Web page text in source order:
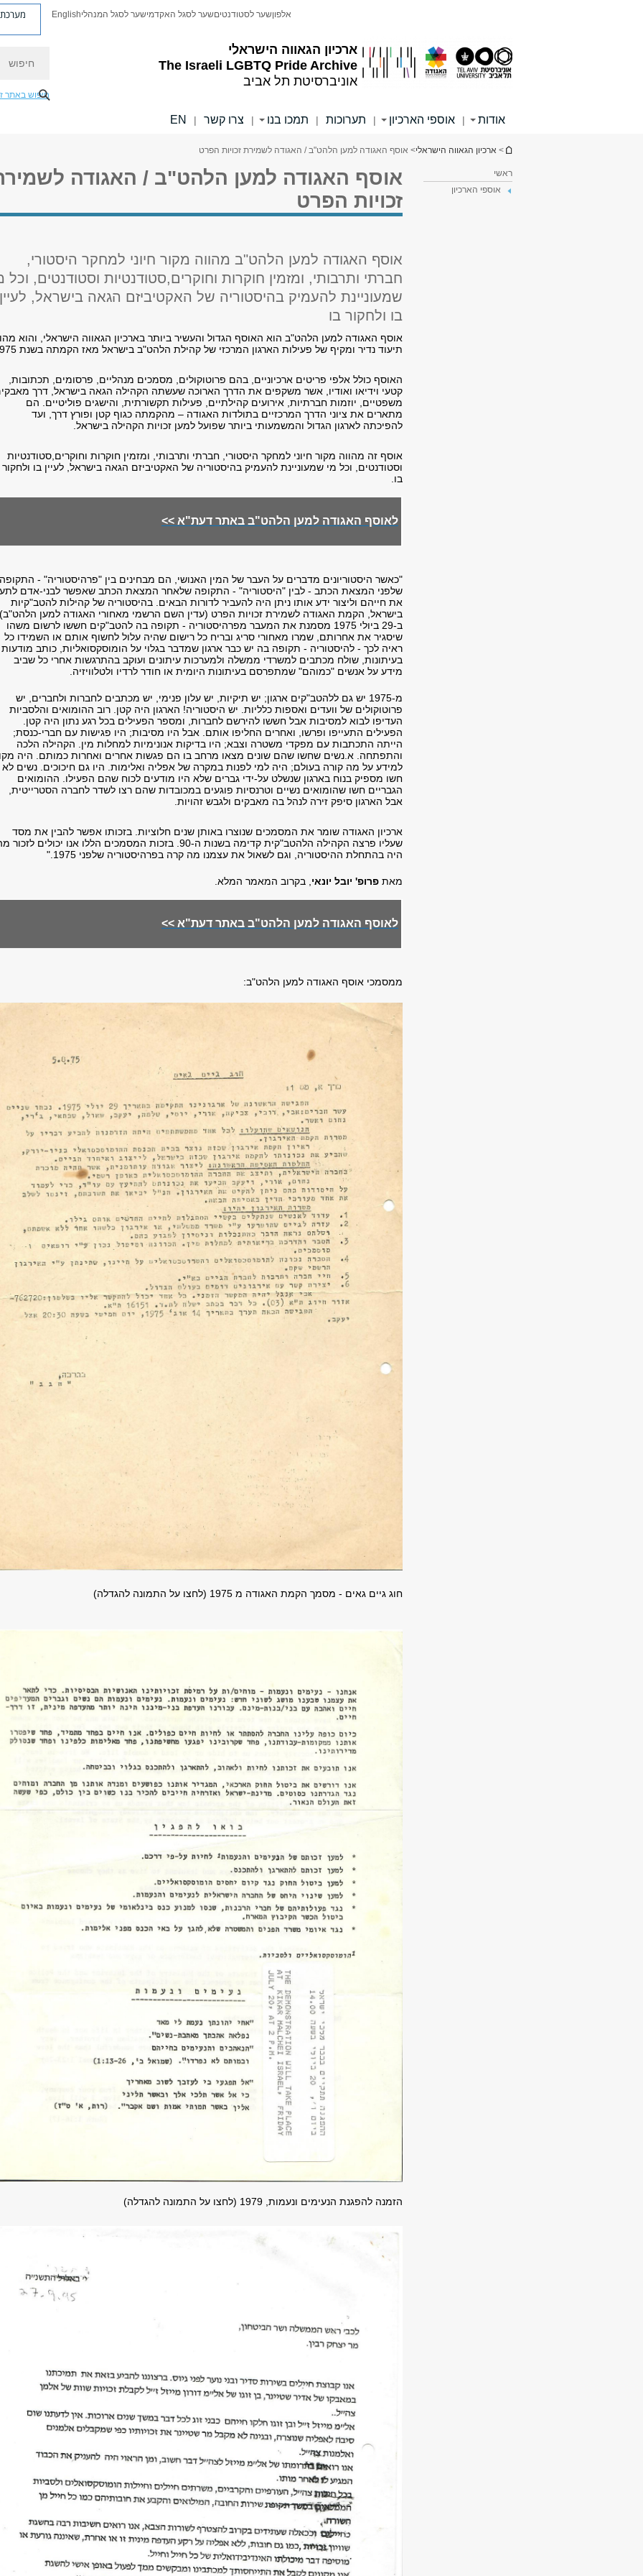
ארכיון הגאווה הישראלי
The Israeli LGBTQ Pride Archive
אוניברסיטת תל אביב
אלפוןשער לסטודנטיםשער לסגל האקדמישער לסגל המנהליEnglish מערכת
חיפוש באתר
אודות | אוספי הארכיון | תערוכות | תמכו בנו | צרו קשר |
EN
הינך נמצא כאן
> ארכיון הגאווה הישראלי> אוסף האגודה למען הלהט"ב / האגודה לשמירת זכויות הפרט
ראשי
אוספי הארכיון
אוסף האגודה למען הלהט"ב / האגודה
זכויות הפרט
אוסף האגודה למען הלהט"ב מהווה מקור חיוני למחקר היסטורי,
חברתי ותרבותי, ומזמין חוקרות וחוקרים,סטודנטיות וסטודנטים, וכל
שמעוניינת להעמיק בהיסטוריה של האקטיביזם הגאה בישראל, לעיין
בו ולחקור בו
אוסף האגודה למען הלהט"ב הוא האוסף הגדול והעשיר ביותר בארכיון הגאווה הישראלי, והוא
תיעוד נדיר ומקיף של פעילות הארגון המרכזי של קהילת הלהט"ב בישראל מאז הקמתה בשנת 1975.
האוסף כולל אלפי פריטים ארכיוניים, בהם פרוטוקולים, מסמכים מנהליים, פרסומים, תכתובות,
קטעי וידיאו ואודיו, אשר משקפים את הדרך הארוכה שעשתה הקהילה הגאה בישראל, דרך
משפטיים, יוזמות חברתיות, אירועים קהילתיים, פעילות תקשורתית, והישגים פוליטיים. הם
מתארים את ציוני הדרך המרכזיים בתולדות האגודה – מהקמתה כגוף קטן ופורץ דרך, ועד
להפיכתה לארגון הגדול והמשמעותי ביותר שפועל למען זכויות הקהילה בישראל.
אוסף זה מהווה מקור חיוני למחקר היסטורי, חברתי ותרבותי, ומזמין חוקרות וחוקרים,סטודנטיות
וסטודנטים, וכל מי שמעוניינת להעמיק בהיסטוריה של האקטיביזם הגאה בישראל, לעיין בו ולחקור
בו.
לאוסף האגודה למען הלהט"ב באתר דעת"א >>
"כאשר היסטוריונים מדברים על העבר של המין האנושי, הם מבחינים בין "פרהיסטוריה" - התקופה
שלפני המצאת הכתב - לבין "היסטוריה" - התקופה שלאחר המצאת הכתב שאפשר לבני-אדם
את חייהם וליצור ידע אותו ניתן היה להעביר לדורות הבאים. בהיסטוריה של קהילות להטב"קיות
בישראל, הקמת האגודה לשמירת זכויות הפרט (עדין השם הרשמי מאחורי האגודה למען הלהט"ב)
ב-29 ביולי 1975 מסמנת את המעבר מפרהיסטוריה - תקופה בה להטב"קים חששו לרשום משהו
שיסגיר את אחרותם, שמרו מאחורי סריג ובריח כל רישום שהיה עלול לחשוף אותם או השמידו כל
ראיה לכך - להיסטוריה - תקופה בה יש כבר ארגון שמדבר בגלוי על הומוסקסואליות, כותב מודעות
בעיתונות, שולח מכתבים למשרדי ממשלה ולמערכות עיתונים ועוקב בהתרגשות אחרי כל שביב
מידע על אנשים "כמוהם" שמתפרסם בעיתונות היומית או חודר לרדיו ולטלוויזיה.
מ-1975 יש גם ללהטב"קים ארגון; יש תיקיות, יש עלון פנימי, יש מכתבים לחברות ולחברים, יש
פרוטוקולים של וועדים ואספות כלליות. יש היסטוריה! הארגון היה קטן. רוב ההומואים והלסביות
העדיפו לבוא למסיבות אבל חששו להירשם לחברות, ומספר הפעילים בכל רגע נתון היה קטן.
הפעילים התעייפו ופרשו, ואחרים החליפו אותם. אבל היו מסיבות; היו פגישות עם חברי-כנסת;
הייתה התכתבות עם מפקדי משטרה וצבא; היו בדיקות אנונימיות למחלות מין. הקהילה הלכה
והתפתחה. א.נשים שחשו שהם שונים מצאו מרחב בו הם פגשות אחרים ואחרות כמותם. היה
למידע על מה קורה בעולם; היה למי לפנות במקרה של אפליה ואלימות. היו גם חיכוכים. נשים לא
חשו מספיק בנוח בארגון שנשלט על-ידי גברים שלא היו מודעים לכוח שהם הפעילו. ההומואים
הגבריים חשו שהומואים נשיים וטרנסיות פוגעים במכובדות שהם רצו לשדר לחברה הסטרייטית,
אבל הארגון סיפק זירה לנהל בה מאבקים ולגבש זהויות.
ארכיון האגודה שומר את המסמכים שנוצרו באותן שנים חלוציות. בזכותו אפשר להבין את מסד
שעליו פרצה הקהילה הלהטב"קית קדימה בשנות ה-90. בזכות המסמכים הללו אנו יכולים לזכור
היה בהתחלת ההיסטוריה, וגם לשאול את עצמנו מה קרה בפרהיסטוריה שלפני 1975."
מאת פרופ' יובל יונאי , בקרוב המאמר המלא.
לאוסף האגודה למען הלהט"ב באתר דעת"א >>
ממסמכי אוסף האגודה למען הלהט"ב:
חוג גיים גאים - מסמך הקמת האגודה מ 1975 (לחצו על התמונה להגדלה)
הזמנה להפגנת הנעימים ונעמות, 1979 (לחצו על התמונה להגדלה)